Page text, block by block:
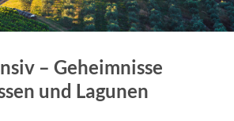
– Geheimnisse
und Lagunen